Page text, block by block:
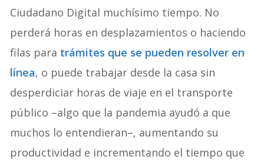
Ciudadano Digital muchísimo tiempo. No
perderá horas en desplazamientos o haciendo
filas para trámites que se pueden resolver en
línea, o puede trabajar desde la casa sin
desperdiciar horas de viaje en el transporte
público –algo que la pandemia ayudó a que
muchos lo entendieran–, aumentando su
productividad e incrementando el tiempo que